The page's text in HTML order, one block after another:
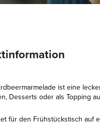
ist eine
Desserts oder als Topping
für den Frühstückstisch auf